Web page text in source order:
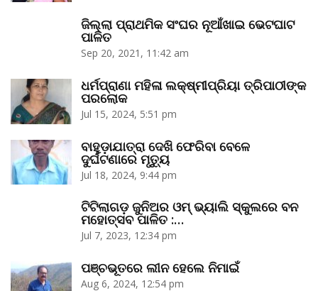
ଜିଲ୍ଲା ପ୍ରାଥମିକ ସଂଘର ନୂଆଁଖାଇ ଭେଟଘାଟ
ପାଳିତ
Sep 20, 2021, 11:42 am
ଧର୍ମପ୍ରାଣା ମହିଳା ଲକ୍ଷ୍ମୀପ୍ରିୟା ତ୍ରିପାଠୀଙ୍କ
ପରଲୋକ
Jul 15, 2024, 5:51 pm
ବାହୁଡ଼ାଯାତ୍ରା ଦେଖି ଫେରିବା ବେଳେ
ଦୁର୍ଘଟଣାରେ ମୃତ୍ୟୁ
Jul 18, 2024, 9:44 pm
ଟିଟିଲାଗଡ଼ ଜୁନିଅର ଓମ୍‌ ଭ୍ୟାଲି ସ୍କୁଲରେ ବନ
ମହୋତ୍ସବ ପାଳିତ :…
Jul 7, 2023, 12:34 pm
ପଞ୍ଚଭୂତରେ ଲୀନ ହେଲେ ନିମାଇଁ
Aug 6, 2024, 12:54 pm